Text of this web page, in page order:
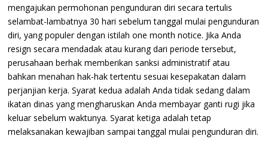
mengajukan permohonan pengunduran diri secara tertulis
selambat-lambatnya 30 hari sebelum tanggal mulai pengunduran
diri, yang populer dengan istilah one month notice. Jika Anda
resign secara mendadak atau kurang dari periode tersebut,
perusahaan berhak memberikan sanksi administratif atau
bahkan menahan hak-hak tertentu sesuai kesepakatan dalam
perjanjian kerja. Syarat kedua adalah Anda tidak sedang dalam
ikatan dinas yang mengharuskan Anda membayar ganti rugi jika
keluar sebelum waktunya. Syarat ketiga adalah tetap
melaksanakan kewajiban sampai tanggal mulai pengunduran diri.